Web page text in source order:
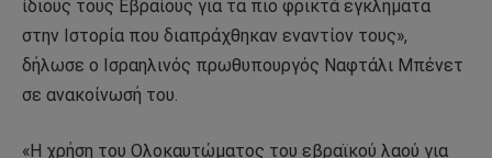
ίδιους τους Εβραίους για τα πιο φρικτά εγκλήματα
στην Ιστορία που διαπράχθηκαν εναντίον τους»,
δήλωσε ο Ισραηλινός πρωθυπουργός Ναφτάλι Μπένετ
σε ανακοίνωσή του.
«Η χρήση του Ολοκαυτώματος του εβραϊκού λαού για